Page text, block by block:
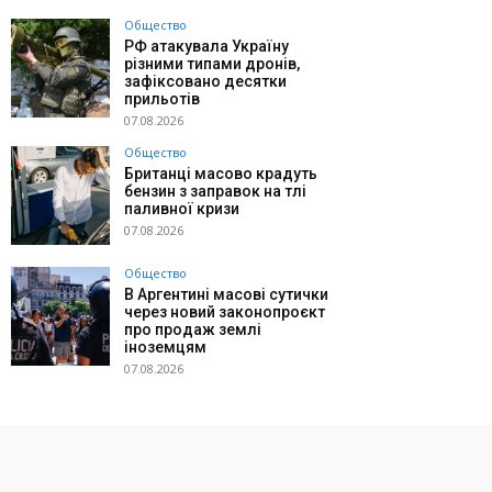
Общество
РФ атакувала Україну
різними типами дронів,
зафіксовано десятки
прильотів
07.08.2026
Общество
Британці масово крадуть
бензин з заправок на тлі
паливної кризи
07.08.2026
Общество
В Аргентині масові сутички
через новий законопроєкт
про продаж землі
іноземцям
07.08.2026